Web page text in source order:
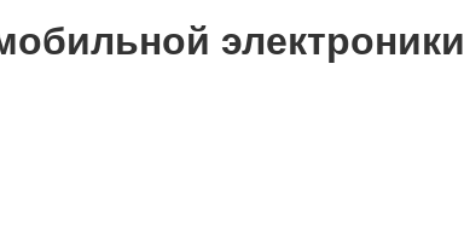
электроники